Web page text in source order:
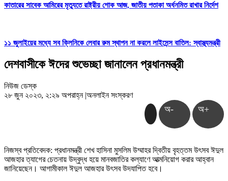
কাতারের সাবেক আমিরের মৃত্যুতে রাষ্ট্রীয় শোক আজ, জাতীয় পতাকা অর্ধনমিত রাখার নির্দেশ
১১ জুলাইয়ের মধ্যে সব ক্লিনিকে লেবার রুম স্থাপন না করলে লাইসেন্স বাতিল: স্বাস্থ্যমন্ত্রী
দেশবাসীকে ঈদের শুভেচ্ছা জানালেন প্রধানমন্ত্রী
নিউজ ডেস্ক
২৮ জুন ২০২৩, ২:২৯ অপরাহ্ন |অনলাইন সংস্করণ
অ- অ+
নিজস্ব প্রতিবেদক: প্রধানমন্ত্রী শেখ হাসিনা মুসলিম উম্মাহর দ্বিতীয় বৃহত্তম উৎসব ঈদুল
আজহার ত্যাগের চেতনায় উদ্বুদ্ধ হয়ে মানবজাতির কল্যাণে আত্মনিয়োগ করার আহ্বান
জানিয়েছেন। আগামীকাল ঈদুল আজহার উৎসব উদযাপিত হবে।